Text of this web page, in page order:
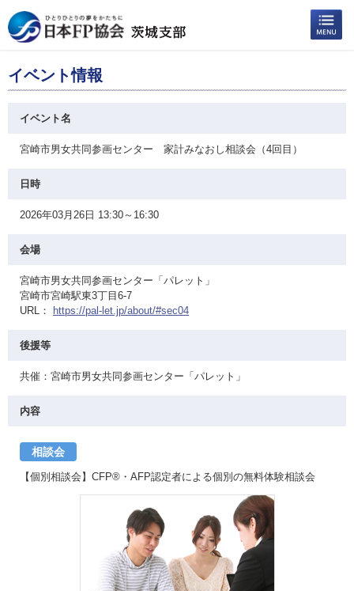
イベント情報
イベント名
宮崎市男女共同参画センター 家計みなおし相談会（4回目）
日時
2026年03月26日 13:30～16:30
会場
宮崎市男女共同参画センター「パレット」
宮崎市宮崎駅東3丁目6-7
URL：
https://pal-let.jp/about/#sec04
後援等
共催：宮崎市男女共同参画センター「パレット」
内容
相談会
【個別相談会】CFP®・AFP認定者による個別の無料体験相談会